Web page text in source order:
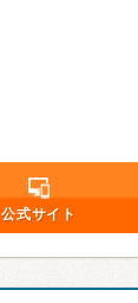
公式サイト